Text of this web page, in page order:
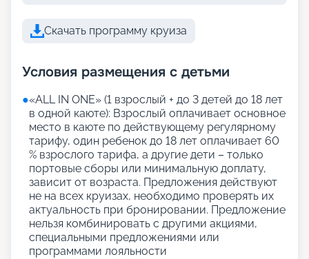
Скачать программу круиза
Условия размещения с детьми
●«АLL IN ONE» (1 взрослый + до 3 детей до 18 лет
в одной каюте): Взрослый оплачивает основное
место в каюте по действующему регулярному
тарифу, один ребенок до 18 лет оплачивает 60
% взрослого тарифа, а другие дети – только
портовые сборы или минимальную доплату,
зависит от возраста. Предложения действуют
не на всех круизах, необходимо проверять их
актуальность при бронировании. Предложение
нельзя комбинировать с другими акциями,
специальными предложениями или
программами лояльности